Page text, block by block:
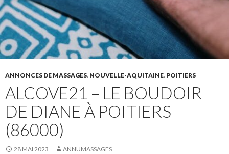
ANNONCES DE MASSAGES, NOUVELLE-AQUITAINE, POITIERS
ALCOVE21 – LE BOUDOIR
DE DIANE À POITIERS
(86000)
28 MAI 2023 ANNUMASSAGES